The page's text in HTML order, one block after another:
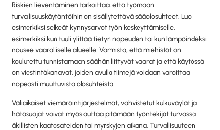
Riskien lieventäminen tarkoittaa, että työmaan
turvallisuuskäytäntöihin on sisällytettävä sääolosuhteet. Luo
esimerkiksi selkeät kynnysarvot työn keskeyttämiselle,
esimerkiksi kun tuuli ylittää tietyn nopeuden tai kun lämpöindeksi
nousee vaaralliselle alueelle. Varmista, että miehistöt on
koulutettu tunnistamaan säähän liittyvät vaarat ja että käytössä
on viestintäkanavat, joiden avulla tiimejä voidaan varoittaa
nopeasti muuttuvista olosuhteista.
Väliaikaiset viemäröintijärjestelmät, vahvistetut kulkuväylät ja
hätäsuojat voivat myös auttaa pitämään työntekijät turvassa
äkillisten kaatosateiden tai myrskyjen aikana. Turvallisuuteen